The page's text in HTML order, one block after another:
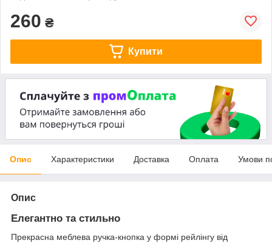
260 ₴
Купити
Опис Характеристики Доставка Оплата Умови
Опис
Елегантно та стильно
Прекрасна меблева ручка-кнопка у формі рейлінгу від